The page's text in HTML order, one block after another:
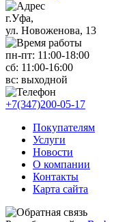
г.Уфа,
ул. Новоженова, 13
пн-пт: 11 :00-18:00
сб: 11 :00-16:00
вс: выходной
+7(347)200-05-17
Покупателям
Услуги
Новости
О компании
Контакты
Карта сайта